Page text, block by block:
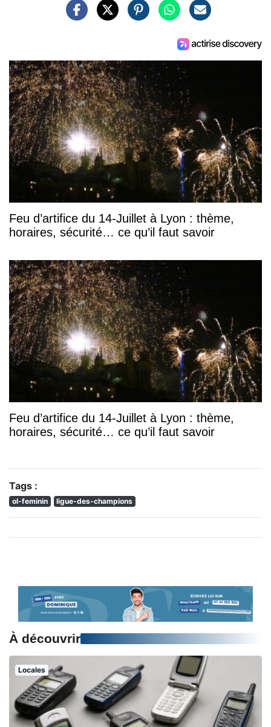
Feu d’artifice du 14-Juillet à Lyon : thème,
horaires, sécurité… ce qu’il faut savoir
Feu d’artifice du 14-Juillet à Lyon : thème,
horaires, sécurité… ce qu’il faut savoir
Tags :
ol-feminin ligue-des-champions
À découvrir
Locales